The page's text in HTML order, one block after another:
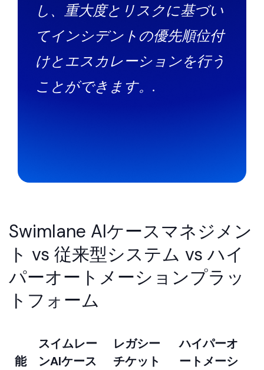
し、重大度とリスクに基づい
てインシデントの優先順位付
けとエスカレーションを行う
ことができます。.
チェイス・フッド
マネージドサービス担当テクニカルチームリーダー
Swimlane AIケースマネジメン
ト vs 従来型システム vs ハイ
パーオートメーションプラッ
トフォーム
能
スイムレー
ンAIケース
レガシー
チケット
ハイパーオ
ートメーシ